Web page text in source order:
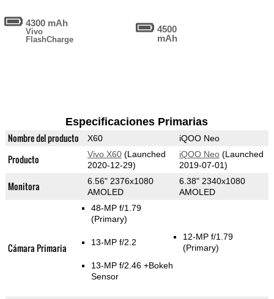
4300 mAh
Vivo
FlashCharge
4500
mAh
Especificaciones Primarias
Nombre del producto X60 iQOO Neo
Producto Vivo X60(Launched
2020-12-29)
iQOO Neo(Launched
2019-07-01)
Monitora
6.56" 2376x1080
AMOLED
6.38" 2340x1080
AMOLED
Cámara Primaria
48-MP f/1.79
(Primary)
13-MP f/2.2
13-MP f/2.46 +Bokeh
Sensor
12-MP f/1.79
(Primary)